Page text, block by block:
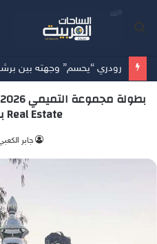
رودري “يحسم” وجهته بين
Real Estate بطلاً للبطولة
جابر